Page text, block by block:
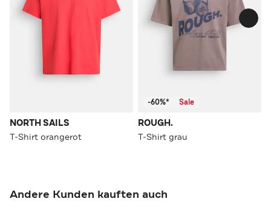
NORTH SAILS
T-Shirt orangerot
-60%* Sale
ROUGH.
T-Shirt grau
Andere Kunden kauften auch